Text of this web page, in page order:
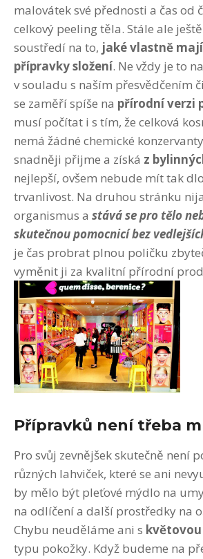
malovátek své přednosti a čas od
celkový peeling těla. Stále ale ještě
soustředí na to, jaké vlastně
přípravky složení. Ne vždy je to
v souladu s naším přesvědčením
se zaměří spíše na přírodní verzi
musí počítat i s tím, že celková
nemá žádné chemické
snadněji přijme a získá z
nejlepší, ovšem nebude mít tak
trvanlivost. Na druhou stránku
organismus a stává se pro tělo
skutečnou pomocnicí bez
je čas probrat plnou poličku
vyměnit ji za kvalitní přírodní
Přípravků není třeba
Pro svůj zevnějšek skutečně není
různých lahviček, které se ani
by mělo být pleťové mýdlo na
na odlíčení a další prostředky na
Chybu neuděláme ani s
typu pokožky. Když budeme na